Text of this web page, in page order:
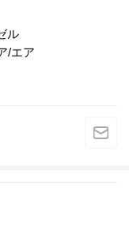
ル
/エア